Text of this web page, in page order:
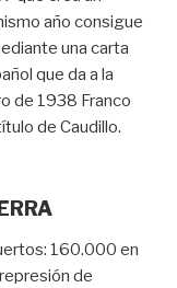
año consigue
una carta
que da a la
de 1938 Franco
de Caudillo.
160.000 en
de